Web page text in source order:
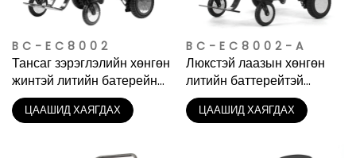
BC-EC8002
Тансаг зэрэглэлийн хөнгөн
жинтэй литийн батерейны
карбон файбер цахилгаан
тэргэнцэр
ЦААШИД ХАЯГДАХ
BC-EC8002-A
Люкстэй лаазын хөнгөн
литийн баттерейтэй
нүүрстөрөгчийн шилэн
цахилгаан түлхүүр
ЦААШИД ХАЯГДАХ